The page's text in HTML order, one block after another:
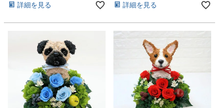
詳細を見る 詳細を見る